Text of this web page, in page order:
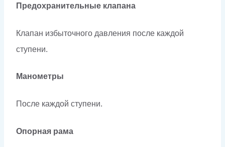
Предохранительные клапана
Клапан избыточного давления после каждой
ступени.
Манометры
После каждой ступени.
Опорная рама